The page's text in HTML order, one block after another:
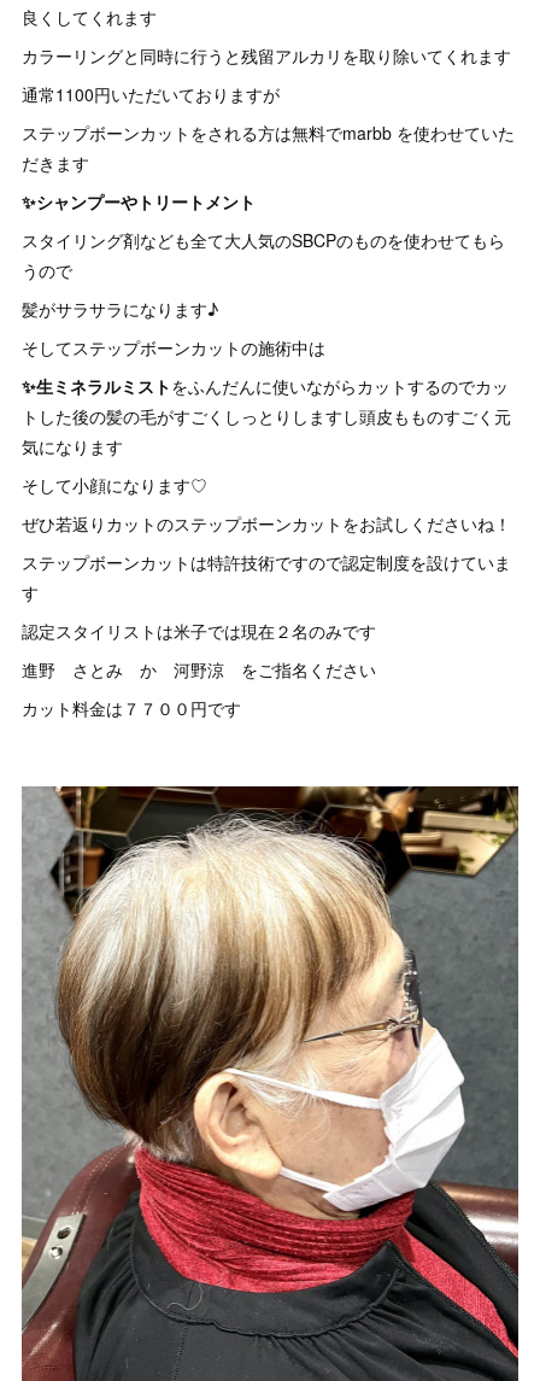
良くしてくれます
カラーリングと同時に行うと残留アルカリを取り除いてくれます
通常1100円いただいておりますが
ステップボーンカットをされる方は無料でmarbb を使わせていた
だきます
✨シャンプーやトリートメント
スタイリング剤なども全て大人気のSBCPのものを使わせてもら
うので
髪がサラサラになります♪
そしてステップボーンカットの施術中は
✨生ミネラルミストをふんだんに使いながらカットするのでカッ
トした後の髪の毛がすごくしっとりしますし頭皮もものすごく元
気になります
そして小顔になります♡
ぜひ若返りカットのステップボーンカットをお試しくださいね！
ステップボーンカットは特許技術ですので認定制度を設けていま
す
認定スタイリストは米子では現在２名のみです
進野 さとみ か 河野涼 をご指名ください
カット料金は７７００円です